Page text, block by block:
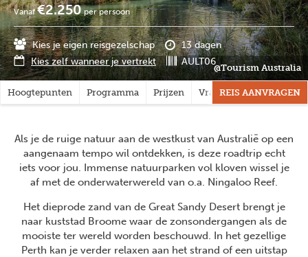
@Tourism Australia
Vanaf€2.250 per persoon
Kies je eigen reisgezelschap
13 dagen
Kies zelf wanneer je vertrekt
AULT06
Hoogtepunten Programma Prijzen Vragen?REIS AANVRAGEN
Als je de ruige natuur aan de westkust van Australië op een
aangenaam tempo wil ontdekken, is deze roadtrip echt
iets voor jou. Immense natuurparken vol kloven wissel je
af met de onderwaterwereld van o.a. Ningaloo Reef.
Het dieprode zand van de Great Sandy Desert brengt je
naar kuststad Broome waar de zonsondergangen als de
mooiste ter wereld worden beschouwd. In het gezellige
Perth kan je verder relaxen aan het strand of een uitstap